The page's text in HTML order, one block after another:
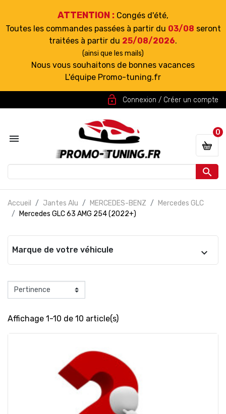
ATTENTION : Congés d'été,
Toutes les commandes passées à partir du 03/08 seront
traitées à partir du 25/08/2026.
(ainsi que les mails)
Nous vous souhaitons de bonnes vacances
L'équipe Promo-tuning.fr
lock_open Connexion / Créer un compte


0
Accueil Jantes Alu MERCEDES-BENZ
Mercedes GLC
Mercedes GLC 63 AMG 254 (2022+)
Marque de votre véhicule
Affichage 1-10 de 10 article(s)